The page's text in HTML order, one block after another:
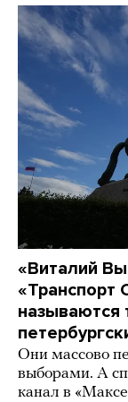
«Виталий
«Транспорт
называются
Они массово
выборами. А
канал в